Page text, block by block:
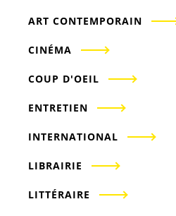
ART CONTEMPORAIN
CINÉMA
COUP D'OEIL
ENTRETIEN
INTERNATIONAL
LIBRAIRIE
LITTÉRAIRE